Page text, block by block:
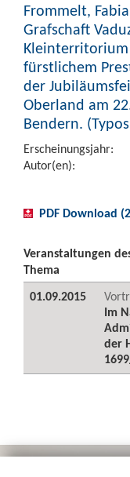
Frommelt,
Grafschaft
Kleinterritorium
fürstlichem
der
Oberland am
Bendern.
Erscheinungsjahr:
Autor(en):
PDF Download
Veranstaltungen
Thema
01.09.2015
Im
der